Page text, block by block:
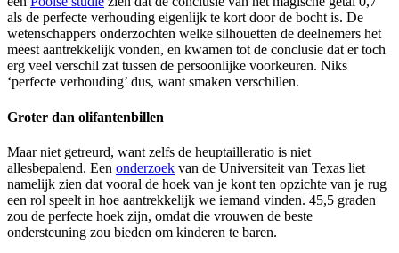
als de perfecte verhouding eigenlijk te kort door de bocht is. De
wetenschappers onderzochten welke silhouetten de deelnemers het
meest aantrekkelijk vonden, en kwamen tot de conclusie dat er toch
erg veel verschil zat tussen de persoonlijke voorkeuren. Niks
‘perfecte verhouding’ dus, want smaken verschillen.
Groter dan olifantenbillen
Maar niet getreurd, want zelfs de heuptailleratio is niet
allesbepalend. Een onderzoek van de Universiteit van Texas liet
namelijk zien dat vooral de hoek van je kont ten opzichte van je rug
een rol speelt in hoe aantrekkelijk we iemand vinden. 45,5 graden
zou de perfecte hoek zijn, omdat die vrouwen de beste
ondersteuning zou bieden om kinderen te baren.